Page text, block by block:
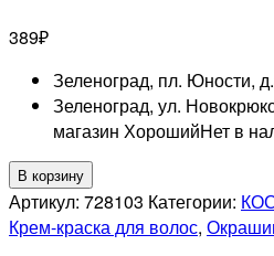
389₽
Зеленоград, пл. Юности,
Зеленоград, ул.
магазин ХорошийНет в
Количество
товара
OLLIN
В корзину
Артикул: 728103 Категории:
Крем-краска для волос,